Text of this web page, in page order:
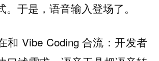
。于是， 语音输入登场了。
和 Vibe Coding 合流：开发者